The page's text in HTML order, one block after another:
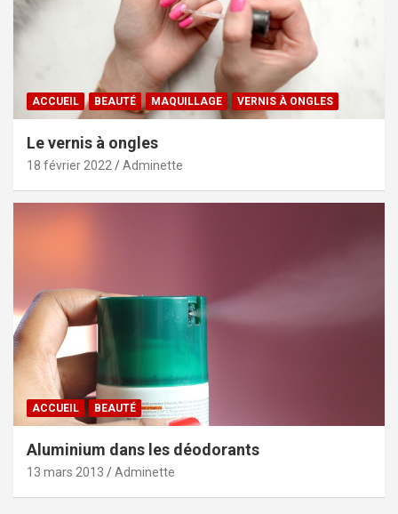
ACCUEIL BEAUTÉ MAQUILLAGE VERNIS À ONGLES
Le vernis à ongles
18 février 2022 Adminette
ACCUEIL BEAUTÉ
Aluminium dans les déodorants
13 mars 2013 Adminette